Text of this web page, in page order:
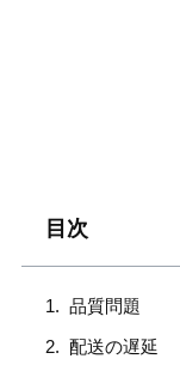
目次
品質問題
配送の遅延